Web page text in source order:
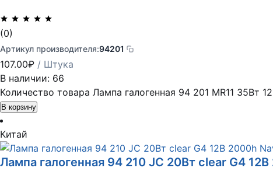
(0)
Артикул производителя:94201
107.00₽ / Штука
В наличии: 66
Количество товара Лампа галогенная 94 201 MR11 35Вт
В корзину
Китай
Лампа галогенная 94 210 JC 20Вт clear G4